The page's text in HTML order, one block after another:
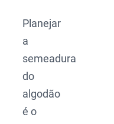
Planejar
a
semeadura
do
algodão
é o